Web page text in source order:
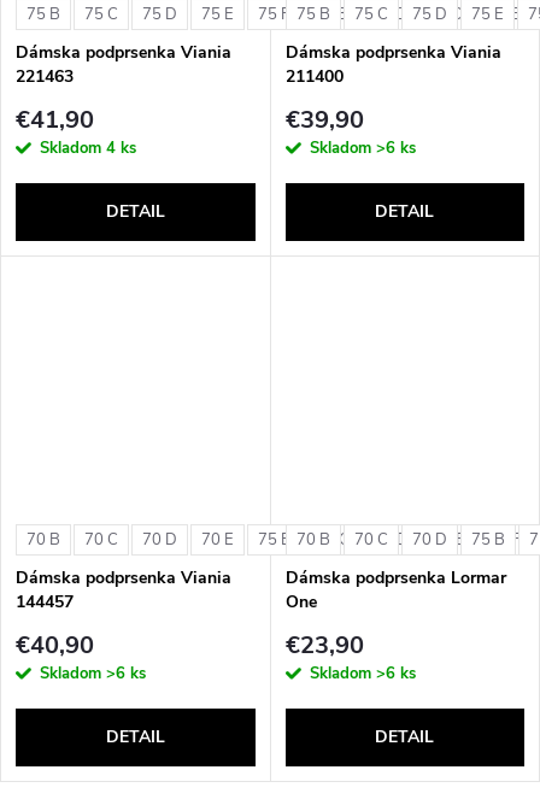
75 B 75 C 75 D 75 E 75 F 80 B 80 C 80 D 80 E
Dámska podprsenka Viania
221463
€41,90
Skladom 4 ks
DETAIL
75 B 75 C 75 D 75 E
Dámska podprsenka Viania
211400
€39,90
Skladom >6 ks
DETAIL
70 B 70 C 70 D 70 E 75 B 75 C 75 D 75 E 75 F
Dámska podprsenka Viania
144457
€40,90
Skladom >6 ks
DETAIL
70 B 70 C 70 D 75 B
Dámska podprsenka Lormar
One
€23,90
Skladom >6 ks
DETAIL